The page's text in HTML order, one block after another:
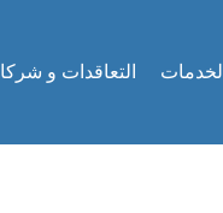
الخدمات التعاقدات و